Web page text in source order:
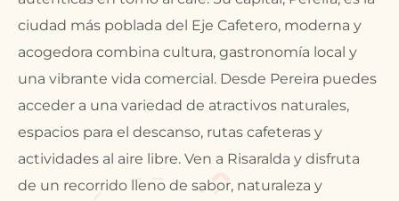
ciudad más poblada del Eje Cafetero, moderna y
acogedora combina cultura, gastronomía local y
una vibrante vida comercial. Desde Pereira puedes
acceder a una variedad de atractivos naturales,
espacios para el descanso, rutas cafeteras y
actividades al aire libre. Ven a Risaralda y disfruta
de un recorrido lleno de sabor, naturaleza y